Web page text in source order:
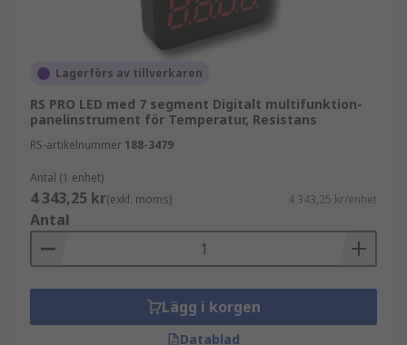
Lagerförs av tillverkaren
RS PRO LED med 7 segment Digitalt multifunktion-
panelinstrument för Temperatur, Resistans
RS-artikelnummer 188-3479
Antal (1 enhet)
4 343,25 kr(exkl. moms) 4 343,25 kr/enhet
Antal
Lägg i korgen
Datablad